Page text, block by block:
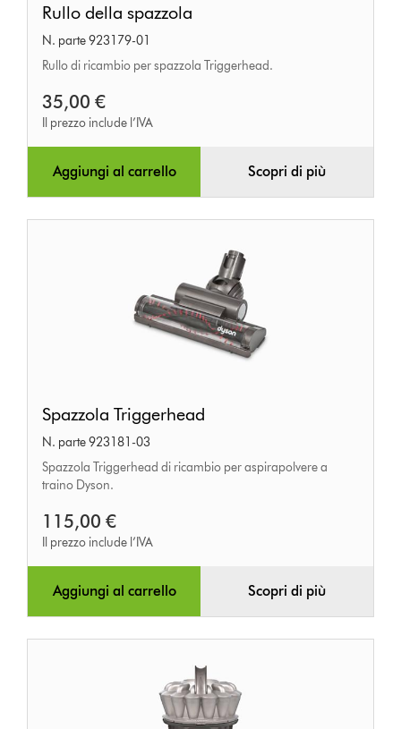
della
spazzola
Rullo della spazzola
N. parte 923179-01
Rullo di ricambio per spazzola Triggerhead.
35,00 €
Il prezzo include l’IVA
Aggiungi al carrello Scopri di più
Triggerhead
Spazzola Triggerhead
N. parte 923181-03
Spazzola Triggerhead di ricambio per aspirapolvere a
traino Dyson.
115,00 €
Il prezzo include l’IVA
Aggiungi al carrello Scopri di più